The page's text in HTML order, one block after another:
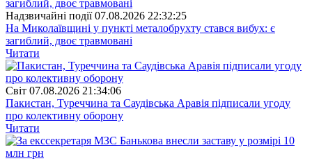
Надзвичайні події 07.08.2026 22:32:25
На Миколаївщині у пункті металобрухту стався вибух: є
загиблий, двоє травмовані
Читати
Свiт 07.08.2026 21:34:06
Пакистан, Туреччина та Саудівська Аравія підписали угоду
про колективну оборону
Читати